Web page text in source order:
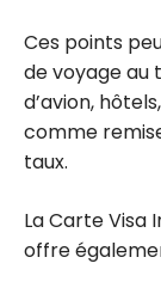
Ces points
de voyage au
d’avion,
comme
taux.
La Carte Visa
offre